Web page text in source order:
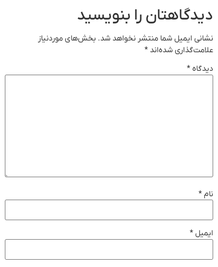
دیدگاهتان را بنویسید
نشانی ایمیل شما منتشر نخواهد شد. بخش‌های موردنیاز
علامت‌گذاری شده‌اند *
دیدگاه *
نام *
ایمیل *